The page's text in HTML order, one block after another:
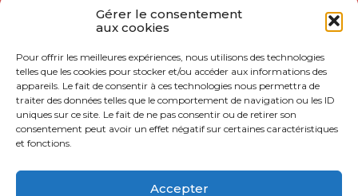
Gérer le consentement
aux cookies
Pour offrir les meilleures expériences, nous utilisons des technologies
telles que les cookies pour stocker et/ou accéder aux informations des
appareils. Le fait de consentir à ces technologies nous permettra de
traiter des données telles que le comportement de navigation ou les ID
uniques sur ce site. Le fait de ne pas consentir ou de retirer son
consentement peut avoir un effet négatif sur certaines caractéristiques
et fonctions.
Accepter
CONTACT